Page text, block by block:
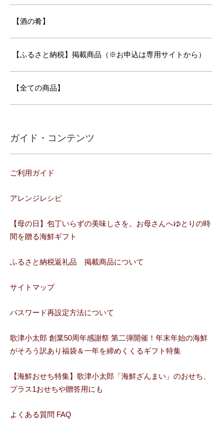
【酒の肴】
【ふるさと納税】掲載商品（※お申込は専用サイトから）
【全ての商品】
ガイド・コンテンツ
ご利用ガイド
アレンジレシピ
【母の日】包丁いらずの美味しさを。お母さんへゆとりの時
間を贈る海鮮ギフト
ふるさと納税返礼品 掲載商品について
サイトマップ
パスワード再設定方法について
歌津小太郎 創業50周年感謝祭 第二弾開催！年末年始の海鮮
がそろう訳あり福袋＆一年を締めくくるギフト特集
【海鮮おせち特集】歌津小太郎「海鮮ざんまい」のおせち、
プラス1おせちや贈答用にも
よくある質問 FAQ